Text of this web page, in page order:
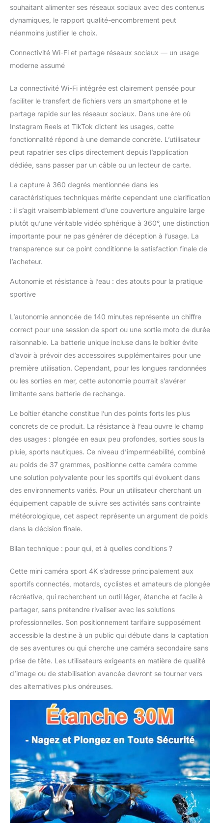
refroidissement
intelligent évite la
surchauffe lors des
performances stables.
seulement 35g, cette
caméra moto est
contrôlée par un seul
l'alimentation,
l'enregistrement et le
WiFi. Des indicateurs
intuitifs rendent
C'est le compagnon
moments quotidiens
ou les aventures
extrêmes.
souhaitant alimenter ses réseaux sociaux avec des contenus
dynamiques, le rapport qualité-encombrement peut
néanmoins justifier le choix.
Connectivité Wi-Fi et partage réseaux sociaux — un usage
moderne assumé
La connectivité Wi-Fi intégrée est clairement pensée pour
faciliter le transfert de fichiers vers un smartphone et le
partage rapide sur les réseaux sociaux. Dans une ère où
Instagram Reels et TikTok dictent les usages, cette
fonctionnalité répond à une demande concrète. L’utilisateur
peut rapatrier ses clips directement depuis l’application
dédiée, sans passer par un câble ou un lecteur de carte.
La capture à 360 degrés mentionnée dans les
caractéristiques techniques mérite cependant une clarification
: il s’agit vraisemblablement d’une couverture angulaire large
plutôt qu’une véritable vidéo sphérique à 360°, une distinction
importante pour ne pas générer de déception à l’usage. La
transparence sur ce point conditionne la satisfaction finale de
l’acheteur.
Autonomie et résistance à l’eau : des atouts pour la pratique
sportive
L’autonomie annoncée de 140 minutes représente un chiffre
correct pour une session de sport ou une sortie moto de durée
raisonnable. La batterie unique incluse dans le boîtier évite
d’avoir à prévoir des accessoires supplémentaires pour une
première utilisation. Cependant, pour les longues randonnées
ou les sorties en mer, cette autonomie pourrait s’avérer
limitante sans batterie de rechange.
Le boîtier étanche constitue l’un des points forts les plus
concrets de ce produit. La résistance à l’eau ouvre le champ
des usages : plongée en eaux peu profondes, sorties sous la
pluie, sports nautiques. Ce niveau d’imperméabilité, combiné
au poids de 37 grammes, positionne cette caméra comme
une solution polyvalente pour les sportifs qui évoluent dans
des environnements variés. Pour un utilisateur cherchant un
équipement capable de suivre ses activités sans contrainte
météorologique, cet aspect représente un argument de poids
dans la décision finale.
Bilan technique : pour qui, et à quelles conditions ?
Cette mini caméra sport 4K s’adresse principalement aux
sportifs connectés, motards, cyclistes et amateurs de plongée
récréative, qui recherchent un outil léger, étanche et facile à
partager, sans prétendre rivaliser avec les solutions
professionnelles. Son positionnement tarifaire supposément
accessible la destine à un public qui débute dans la captation
de ses aventures ou qui cherche une caméra secondaire sans
prise de tête. Les utilisateurs exigeants en matière de qualité
d’image ou de stabilisation avancée devront se tourner vers
des alternatives plus onéreuses.